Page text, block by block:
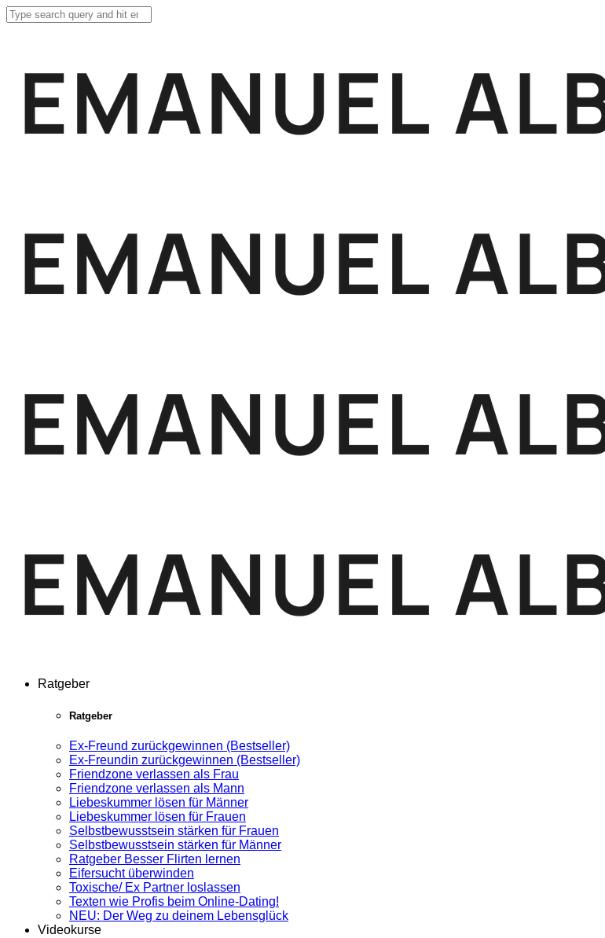
Ratgeber
Ratgeber
Ex-Freund zurückgewinnen (Bestseller)
Ex-Freundin zurückgewinnen (Bestseller)
Friendzone verlassen als Frau
Friendzone verlassen als Mann
Liebeskummer lösen für Männer
Liebeskummer lösen für Frauen
Selbstbewusstsein stärken für Frauen
Selbstbewusstsein stärken für Männer
Ratgeber Besser Flirten lernen
Eifersucht überwinden
Toxische/ Ex Partner loslassen
Texten wie Profis beim Online-Dating!
NEU: Der Weg zu deinem Lebensglück
Videokurse